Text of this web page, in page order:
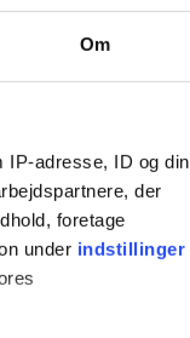
Om
IP-adresse, ID og din
der
foretage
under indstillinger